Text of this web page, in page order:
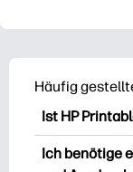
Häufig
Ist HP
HP
kostenlose
Ich benötige